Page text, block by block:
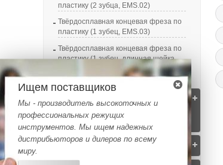
пластику (2 зубца, EMS.02)
Твёрдосплавная концевая фреза по
пластику (1 зубец, EMS.03)
Твёрдосплавная концевая фреза по
пластику (1 зубец, длинная шейка,
Твёрдосплавные концевые
сплаву (Серия EME)
Алмазные концевые фрезы
Ищем поставщиков
Мы - производитель высокоточных и
профессиональных режущих
инструментов. Мы ищем надежных
дистрибьюторов и дилеров по всему
миру.